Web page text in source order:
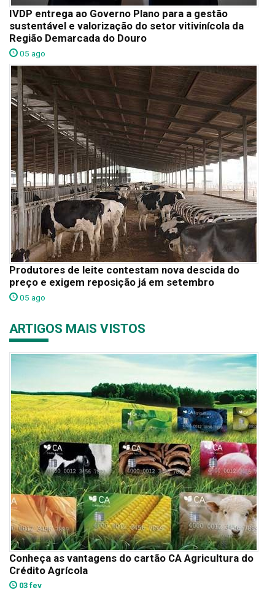
IVDP entrega ao Governo Plano para a gestão
sustentável e valorização do setor vitivinícola da
Região Demarcada do Douro
05 ago
Produtores de leite contestam nova descida do
preço e exigem reposição já em setembro
05 ago
ARTIGOS MAIS VISTOS
Conheça as vantagens do cartão CA Agricultura do
Crédito Agrícola
03 fev